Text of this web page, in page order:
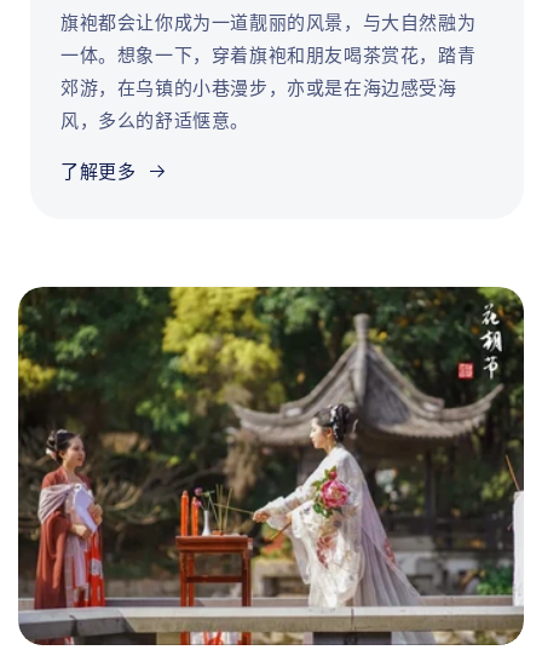
旗袍都会让你成为一道靓丽的风景，与大自然融为
一体。想象一下，穿着旗袍和朋友喝茶赏花，踏青
郊游，在乌镇的小巷漫步，亦或是在海边感受海
风，多么的舒适惬意。
了解更多